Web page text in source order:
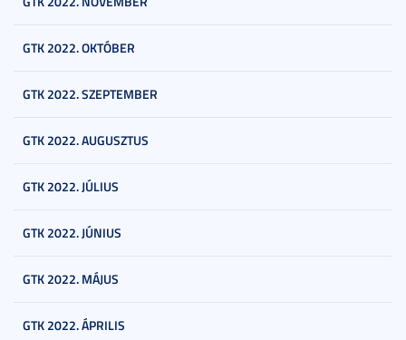
GTK 2022. OKTÓBER
GTK 2022. SZEPTEMBER
GTK 2022. AUGUSZTUS
GTK 2022. JÚLIUS
GTK 2022. JÚNIUS
GTK 2022. MÁJUS
GTK 2022. ÁPRILIS